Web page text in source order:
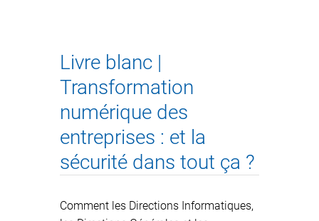
Livre blanc |
Transformation
numérique des
entreprises : et la
sécurité dans tout ça ?
Comment les Directions Informatiques,